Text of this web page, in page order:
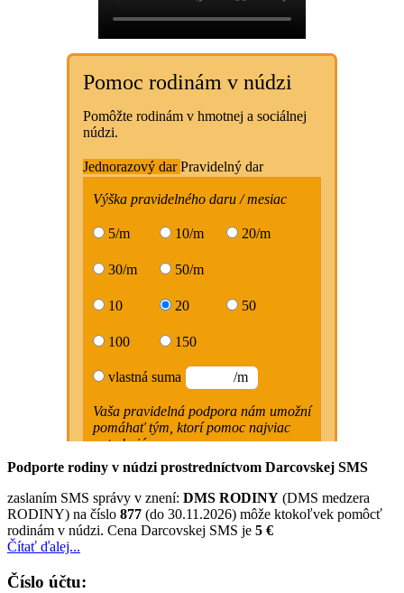
Podporte rodiny v núdzi prostredníctvom Darcovskej SMS
zaslaním SMS správy v znení: DMS RODINY (DMS medzera
RODINY) na číslo 877 (do 30.11.2026) môže ktokoľvek pomôcť
rodinám v núdzi. Cena Darcovskej SMS je 5 €
Čítať ďalej...
Číslo účtu: